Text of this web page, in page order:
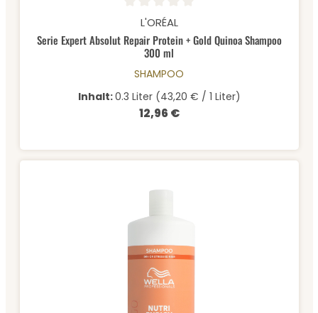
Durchschnittliche Bewertung von 0 von 5 Sternen
L'ORÉAL
Serie Expert Absolut Repair Protein + Gold Quinoa Shampoo
300 ml
SHAMPOO
Inhalt:0.3 Liter (43,20 € / 1 Liter)
Regulärer Preis:
12,96 €